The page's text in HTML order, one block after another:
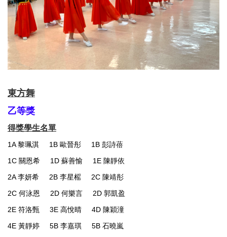
東方舞
乙等獎
得獎學生名單
1A 黎珮淇 1B 歐晉彤 1B 彭詩蓓
1C 關恩希 1D 蘇善愉 1E 陳靜依
2A 李妍希 2B 李星榣 2C 陳靖彤
2C 何泳恩 2D 何樂言 2D 郭凱盈
2E 符洛甄 3E 高悅晴 4D 陳穎潼
4E 黃靜婷 5B 李嘉琪 5B 石曉嵐